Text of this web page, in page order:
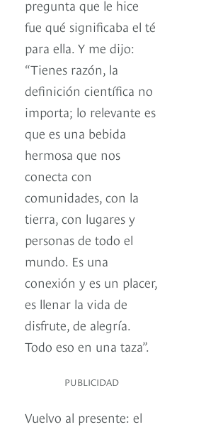
pregunta que le hice
fue qué significaba el té
para ella. Y me dijo:
“Tienes razón, la
definición científica no
importa; lo relevante es
que es una bebida
hermosa que nos
conecta con
comunidades, con la
tierra, con lugares y
personas de todo el
mundo. Es una
conexión y es un placer,
es llenar la vida de
disfrute, de alegría.
Todo eso en una taza”.
PUBLICIDAD
Vuelvo al presente: el